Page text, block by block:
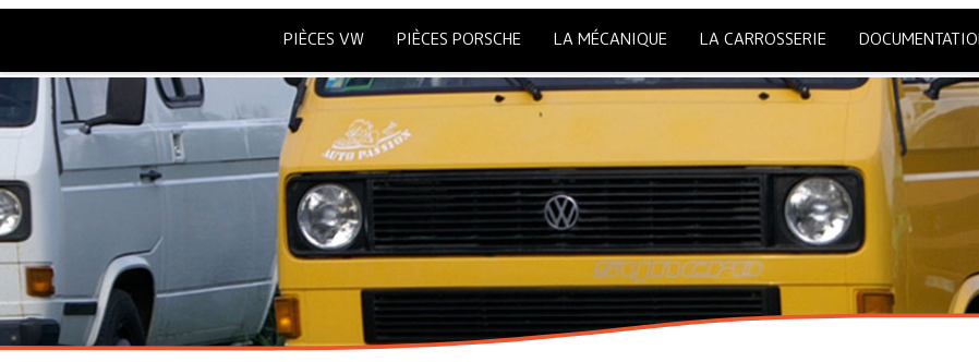
PIÈCES VW PIÈCES PORSCHE LA MÉCANIQUE LA CARROSSERIE